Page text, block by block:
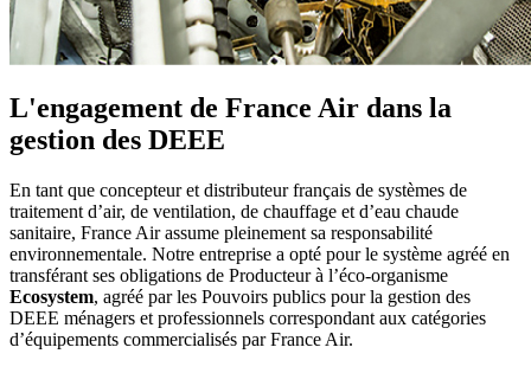
L'engagement de France Air dans la
gestion des DEEE
En tant que concepteur et distributeur français de systèmes de
traitement d’air, de ventilation, de chauffage et d’eau chaude
sanitaire, France Air assume pleinement sa responsabilité
environnementale. Notre entreprise a opté pour le système agréé en
transférant ses obligations de Producteur à l’éco-organisme
Ecosystem, agréé par les Pouvoirs publics pour la gestion des
DEEE ménagers et professionnels correspondant aux catégories
d’équipements commercialisés par France Air.